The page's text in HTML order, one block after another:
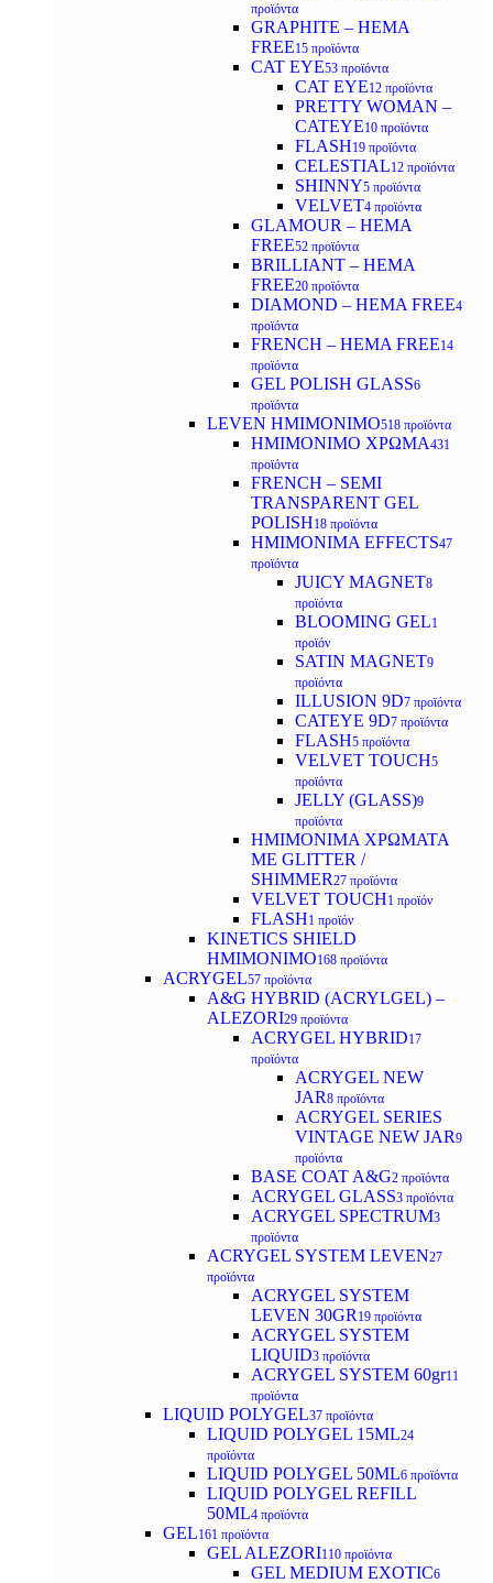
προϊόντα
GRAPHITE – HEMA
FREE15 προϊόντα
CAT EYE53 προϊόντα
CAT EYE12 προϊόντα
PRETTY WOMAN –
CATEYE10 προϊόντα
FLASH19 προϊόντα
CELESTIAL12 προϊόντα
SHINNY5 προϊόντα
VELVET4 προϊόντα
GLAMOUR – HEMA
FREE52 προϊόντα
BRILLIANT – HEMA
FREE20 προϊόντα
DIAMOND – HEMA FREE4
προϊόντα
FRENCH – HEMA FREE14
προϊόντα
GEL POLISH GLASS6
προϊόντα
LEVEN ΗΜΙΜΟΝΙΜΟ518 προϊόντα
ΗΜΙΜΟΝΙΜΟ ΧΡΩΜΑ431
προϊόντα
FRENCH – SEMI
TRANSPARENT GEL
POLISH18 προϊόντα
HMIMONIMA EFFECTS47
προϊόντα
JUICY MAGNET8
προϊόντα
BLOOMING GEL1
προϊόν
SATIN MAGNET9
προϊόντα
ILLUSION 9D7 προϊόντα
CATEYE 9D7 προϊόντα
FLASH5 προϊόντα
VELVET TOUCH5
προϊόντα
JELLY (GLASS)9
προϊόντα
ΗΜΙΜΟΝΙΜA ΧΡΩΜΑΤΑ
ΜΕ GLITTER /
SHIMMER27 προϊόντα
VELVET TOUCH1 προϊόν
FLASH1 προϊόν
KINETICS SHIELD
ΗΜΙΜΟΝΙΜΟ168 προϊόντα
ACRYGEL57 προϊόντα
A&G HYBRID (ACRYLGEL) –
ALEZORI29 προϊόντα
ACRYGEL HYBRID17
προϊόντα
ACRYGEL NEW
JAR8 προϊόντα
ACRYGEL SERIES
VINTAGE NEW JAR9
προϊόντα
BASE COAT A&G2 προϊόντα
ACRYGEL GLASS3 προϊόντα
ACRYGEL SPECTRUM3
προϊόντα
ACRYGEL SYSTEM LEVEN27
προϊόντα
ACRYGEL SYSTEM
LEVEN 30GR 19 προϊόντα
ACRYGEL SYSTEM
LIQUID3 προϊόντα
ACRYGEL SYSTEM 60gr11
προϊόντα
LIQUID POLYGEL37 προϊόντα
LIQUID POLYGEL 15ML24
προϊόντα
LIQUID POLYGEL 50ML6 προϊόντα
LIQUID POLYGEL REFILL
50ML4 προϊόντα
GEL161 προϊόντα
GEL ALEZORI110 προϊόντα
GEL MEDIUM EXOTIC6